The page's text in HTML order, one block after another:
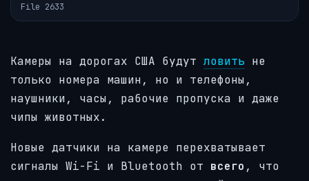
File 2633
Камеры на дорогах США будут ловить не
только номера машин, но и телефоны,
наушники, часы, рабочие пропуска и даже
чипы животных.
Новые датчики на камере перехватывает
сигналы Wi-Fi и Bluetooth от всего , что